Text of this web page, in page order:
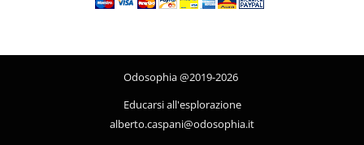
Odosophia @2019-2026
Educarsi all'esplorazione
alberto.caspani@odosophia.it